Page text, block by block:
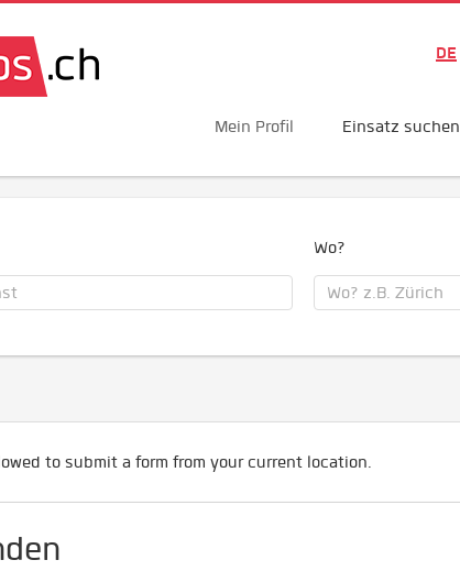
DE
Mein Profil Einsatz suchen
Wo?
to submit a form from your current location.